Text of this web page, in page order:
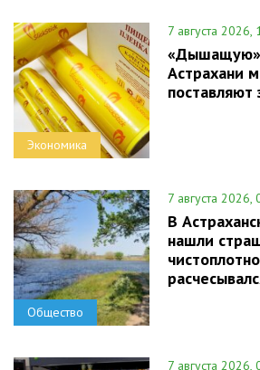
Экономика
7 августа 2026,
«Дышащую»
Астрахани
поставляют
Общество
7 августа 2026,
В
нашли
7 августа 2026,